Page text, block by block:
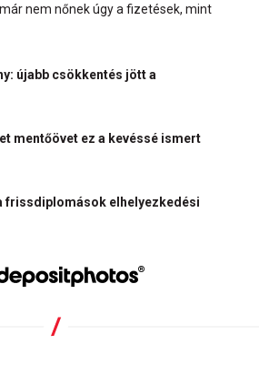
nem nőnek úgy a fizetések, mint
újabb csökkentés jött a
mentőövet ez a kevéssé ismert
frissdiplomások elhelyezkedési